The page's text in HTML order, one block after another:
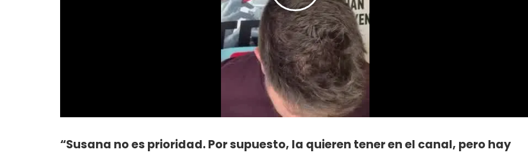
“Susana no es prioridad. Por supuesto, la quieren tener en el canal, pero hay